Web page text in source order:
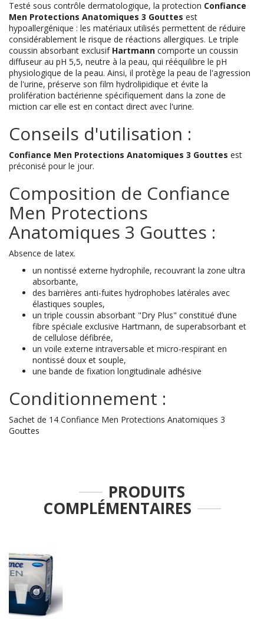
Testé sous contrôle dermatologique, la protection Confiance
Men Protections Anatomiques 3 Gouttes est
hypoallergénique : les matériaux utilisés permettent de réduire
considérablement le risque de réactions allergiques. Le triple
coussin absorbant exclusif Hartmann comporte un coussin
diffuseur au pH 5,5, neutre à la peau, qui rééquilibre le pH
physiologique de la peau. Ainsi, il protège la peau de l'agression
de l'urine, préserve son film hydrolipidique et évite la
prolifération bactérienne spécifiquement dans la zone de
miction car elle est en contact direct avec l'urine.
Conseils d'utilisation :
Confiance Men Protections Anatomiques 3 Gouttes est
préconisé pour le jour.
Composition de Confiance
Men Protections
Anatomiques 3 Gouttes :
Absence de latex.
un nontissé externe hydrophile, recouvrant la zone ultra
absorbante,
des barrières anti-fuites hydrophobes latérales avec
élastiques souples,
un triple coussin absorbant "Dry Plus" constitué d’une
fibre spéciale exclusive Hartmann, de superabsorbant et
de cellulose défibrée,
un voile externe intraversable et micro-respirant en
nontissé doux et souple,
une bande de fixation longitudinale adhésive
Conditionnement :
Sachet de 14 Confiance Men Protections Anatomiques 3
Gouttes
PRODUITS
COMPLÉMENTAIRES